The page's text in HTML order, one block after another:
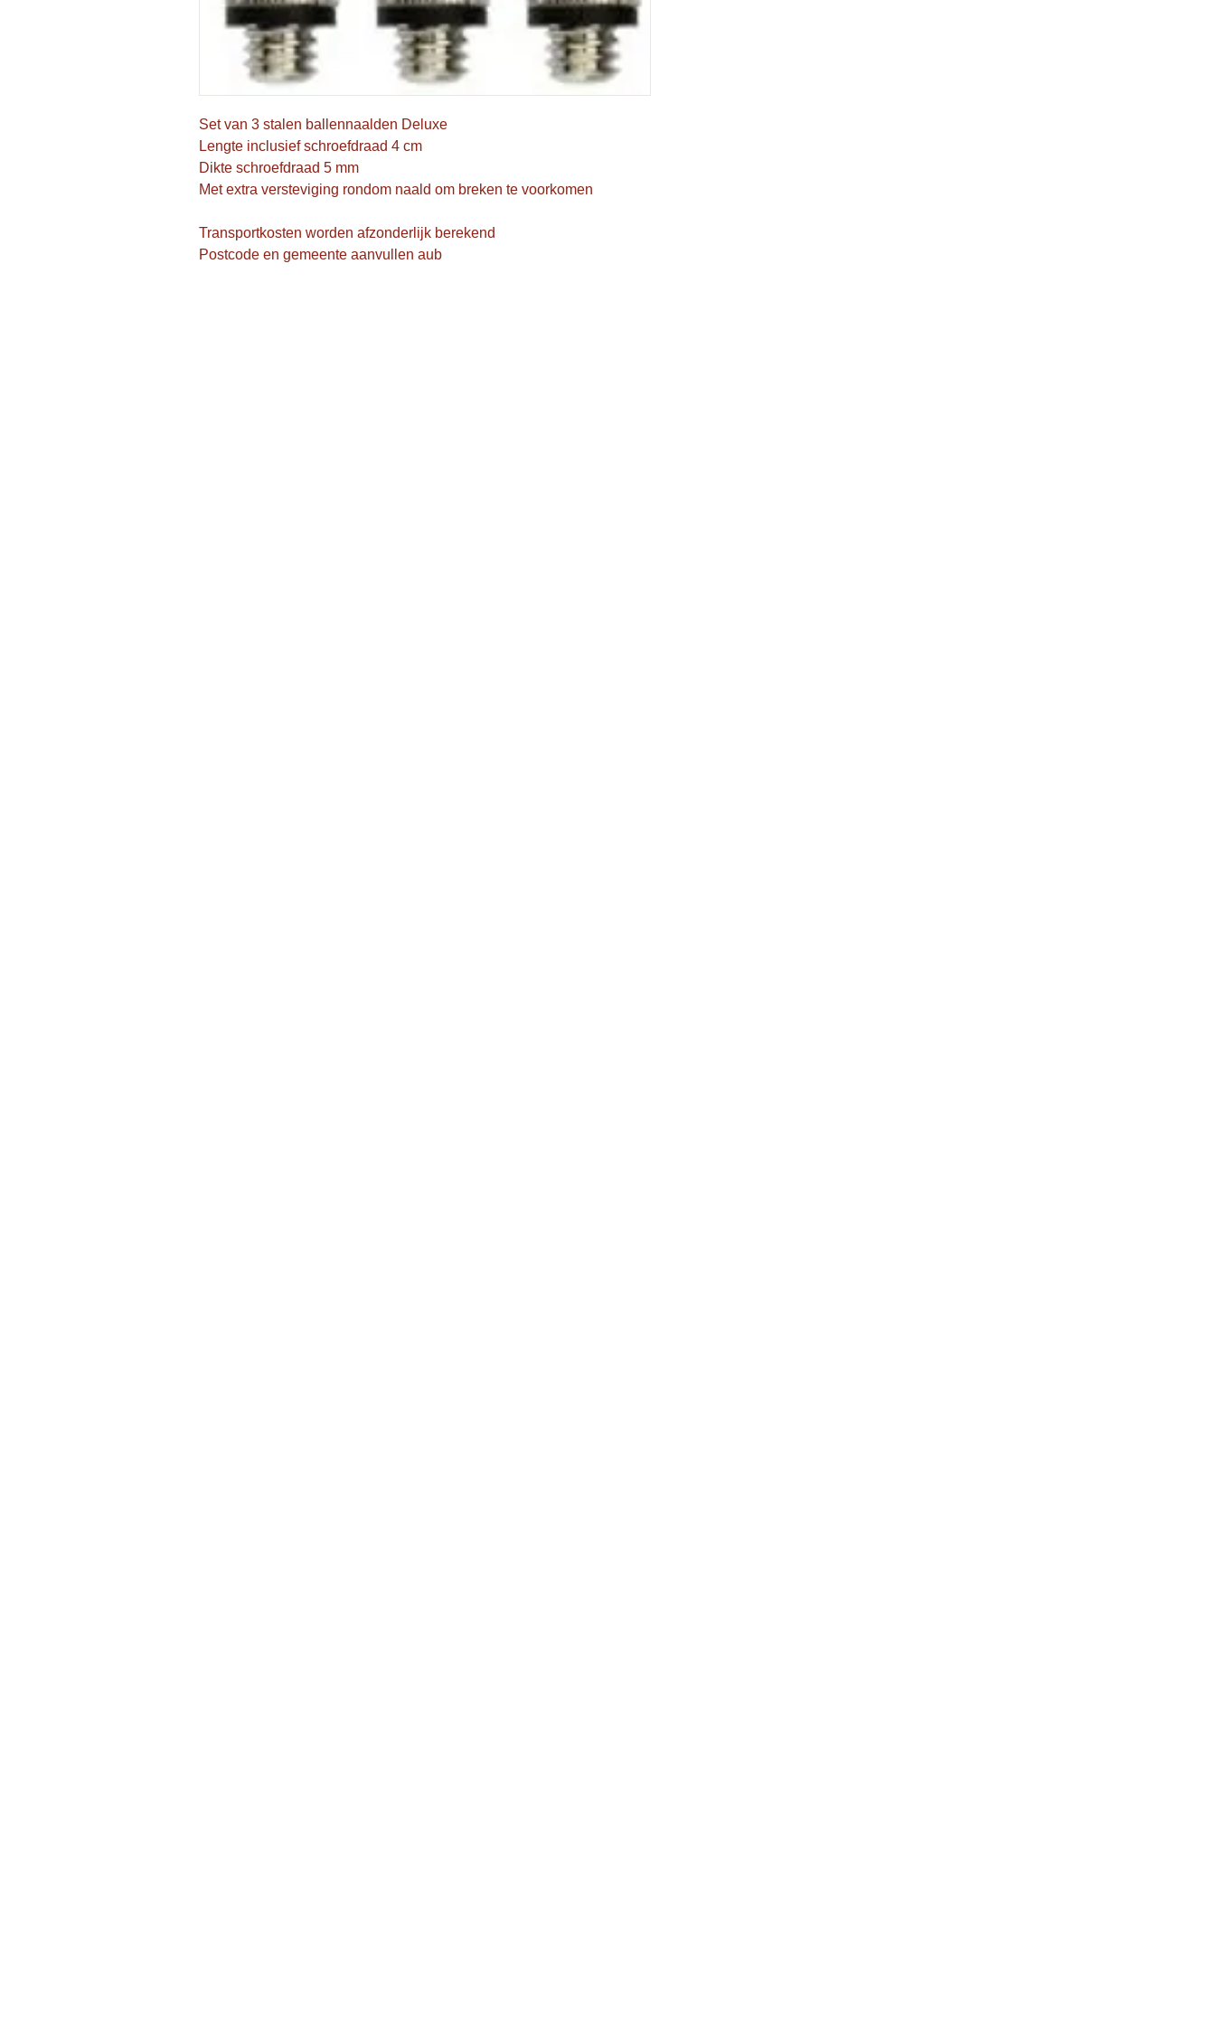
Set van 3 stalen ballennaalden Deluxe
Lengte inclusief schroefdraad 4 cm
Dikte schroefdraad 5 mm
Met extra versteviging rondom naald om breken te voorkomen
Transportkosten worden afzonderlijk berekend
Postcode en gemeente aanvullen aub